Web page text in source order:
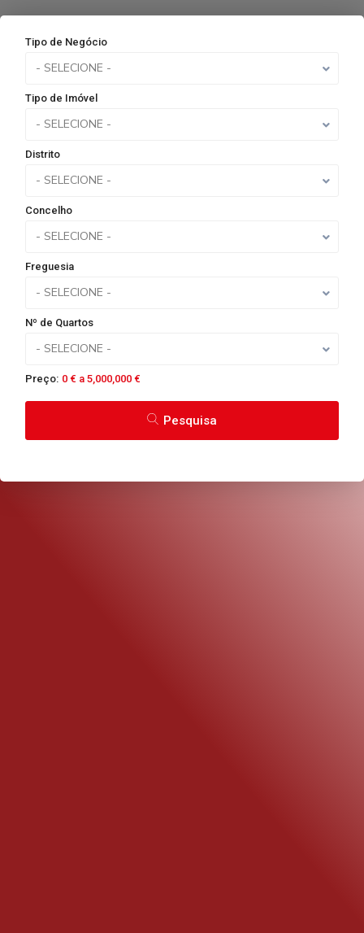
Tipo de Negócio
- SELECIONE -
Tipo de Imóvel
- SELECIONE -
Distrito
- SELECIONE -
Concelho
- SELECIONE -
Freguesia
- SELECIONE -
Nº de Quartos
- SELECIONE -
Preço: 0 € a 5,000,000 €
Pesquisa